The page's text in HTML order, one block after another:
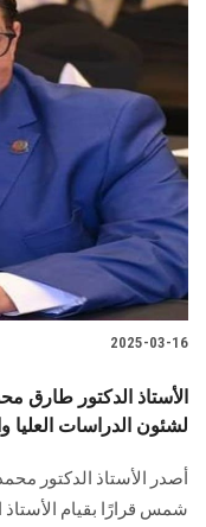
2025-03-16
الأستاذ الدكتور طارق
لشئون الدراسات العليا
أصدر الأستاذ الدكتور
شمس قرارًا بقيام